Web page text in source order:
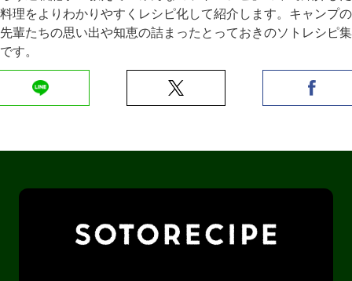
料理をよりわかりやすくレシピ化して紹介します。キャンプの
先輩たちの思い出や知恵の詰まったとっておきのソトレシピ集
です。